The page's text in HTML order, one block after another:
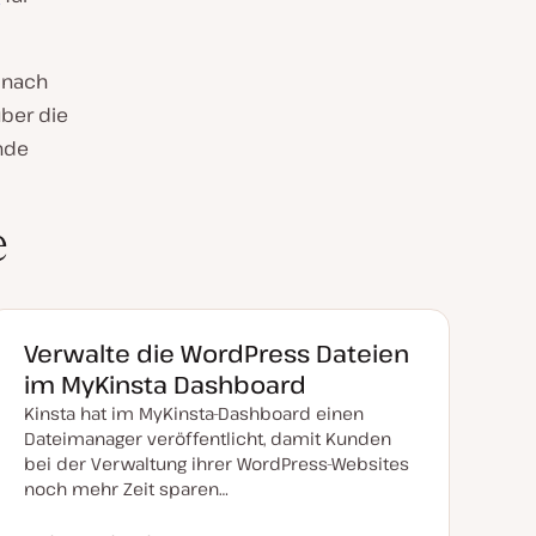
die
Verwalte die WordPress Dateien
im MyKinsta Dashboard
Kinsta hat im MyKinsta-Dashboard einen
Dateimanager veröffentlicht, damit Kunden
bei der Verwaltung ihrer WordPress-Websites
noch mehr Zeit sparen…